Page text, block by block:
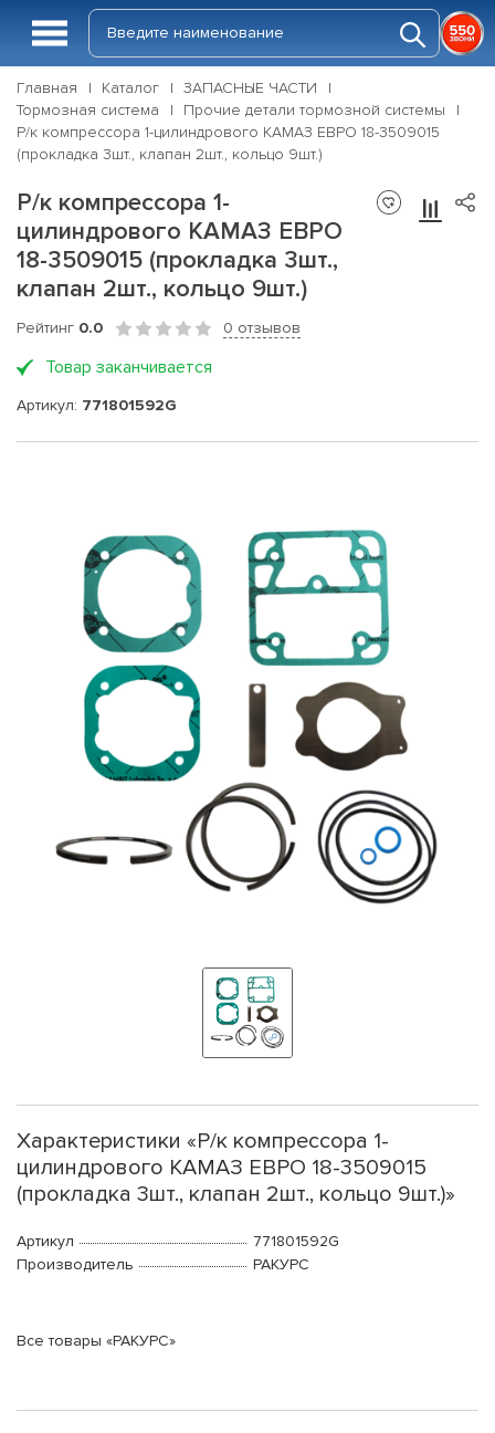
Главная Каталог
ЗАПАСНЫЕ ЧАСТИ
Тормозная система
Прочие детали тормозной системы
Р/к компрессора 1-цилиндрового КАМАЗ ЕВРО 18-3509015
(прокладка 3шт., клапан 2шт., кольцо 9шт.)
Р/к компрессора 1-
цилиндрового КАМАЗ ЕВРО
18-3509015 (прокладка 3шт.,
клапан 2шт., кольцо 9шт.)
Рейтинг 0.0 0 отзывов
Товар заканчивается
Артикул: 771801592G
Характеристики «Р/к компрессора 1-
цилиндрового КАМАЗ ЕВРО 18-3509015
(прокладка 3шт., клапан 2шт., кольцо 9шт.)»
Артикул
771801592G
Производитель
РАКУРС
Все товары «РАКУРС»